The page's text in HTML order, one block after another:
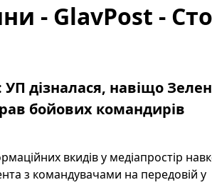
- GlavPost -
УП дізналася, навіщо
бойових командирів
вкидів у медіапростір
з командувачами на передовій у